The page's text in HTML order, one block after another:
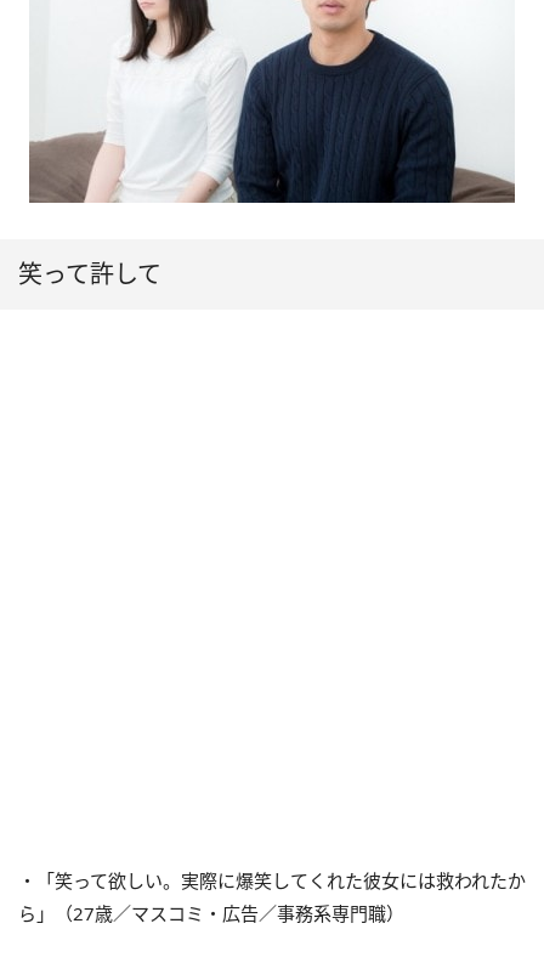
笑って許して
・「笑って欲しい。実際に爆笑してくれた彼女には救われたか
ら」（27歳／マスコミ・広告／事務系専門職）